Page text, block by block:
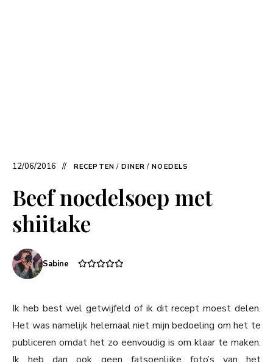
12/06/2016 RECEPTEN / DINER / NOEDELS
Beef noedelsoep met
shiitake
Sabine
Ik heb best wel getwijfeld of ik dit recept moest delen.
Het was namelijk helemaal niet mijn bedoeling om het te
publiceren omdat het zo eenvoudig is om klaar te maken.